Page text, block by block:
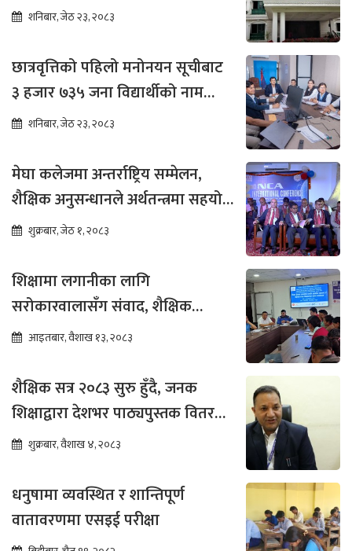
शनिबार, जेठ २३, २०८३
छात्रवृत्तिको पहिलो मनोनयन सूचीबाट
३ हजार ७३५ जना विद्यार्थीको नाम
भर्नाका लागि सिफारिस
शनिबार, जेठ २३, २०८३
मेघा कलेजमा अन्तर्राष्ट्रिय सम्मेलन,
शैक्षिक अनुसन्धानले अर्थतन्त्रमा सहयोग
पुग्ने विश्वास
शुक्रबार, जेठ १, २०८३
शिक्षामा लगानीका लागि
सरोकारवालासँग संवाद, शैक्षिक
सुधारमा जोड
आइतबार, वैशाख १३, २०८३
शैक्षिक सत्र २०८३ सुरु हुँदै, जनक
शिक्षाद्वारा देशभर पाठ्यपुस्तक वितरण
तीव्रशुक्रबार, वैशाख ४, २०८३
धनुषामा व्यवस्थित र शान्तिपूर्ण
वातावरणमा एसइई परीक्षा